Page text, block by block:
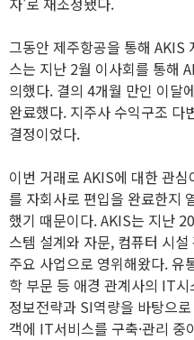
그동안 제주항공을 통해 AKIS
스는 지난 2월 이사회를 통해
의했다. 결의 4개월 만인 이달
완료했다. 지주사 수익구조 다
결정이었다.
이번 거래로 AKIS에 대한 관
를 자회사로 편입을 완료한지
했기 때문이다. AKIS는 지난
스템 설계와 자문, 컴퓨터 시
주요 사업으로 영위해왔다. 유
학 부문 등 애경 관계사의 IT
정보전략과 SI역량을 바탕으
객에 IT서비스를 구축·관리 중